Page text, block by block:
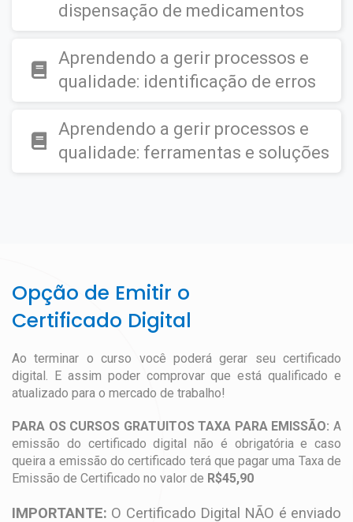
dispensação de medicamentos
Aprendendo a gerir processos e
qualidade: identificação de erros
Aprendendo a gerir processos e
qualidade: ferramentas e soluções
Opção de Emitir o
Certificado Digital
Ao terminar o curso você poderá gerar seu certificado
digital. E assim poder comprovar que está qualificado e
atualizado para o mercado de trabalho!
PARA OS CURSOS GRATUITOS TAXA PARA EMISSÃO: A
emissão do certificado digital não é obrigatória e caso
queira a emissão do certificado terá que pagar uma Taxa de
Emissão de Certificado no valor de R$45,90
IMPORTANTE: O Certificado Digital NÃO é enviado